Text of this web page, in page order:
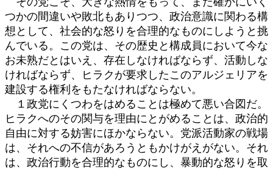
つかの間違いや敗北もありつつ、政治意識に関わる構
想として、社会的な怒りを合理的なものにしようと挑
んでいる。この党は、その歴史と構成員において今な
お未熟だとはいえ、存在しなければならず、活動しな
ければならず、ヒラクが要求したこのアルジェリアを
建設する権利をもたなければならない。
１政党にくつわをはめることは極めて悪い合図だ。
ヒラクへのその関与を理由にとがめることは、政治的
自由に対する妨害にほかならない。党派活動家の戦場
は、それへの不信があろうともかけがえがない。それ
は、政治行動を合理的なものにし、暴動的な怒りを取